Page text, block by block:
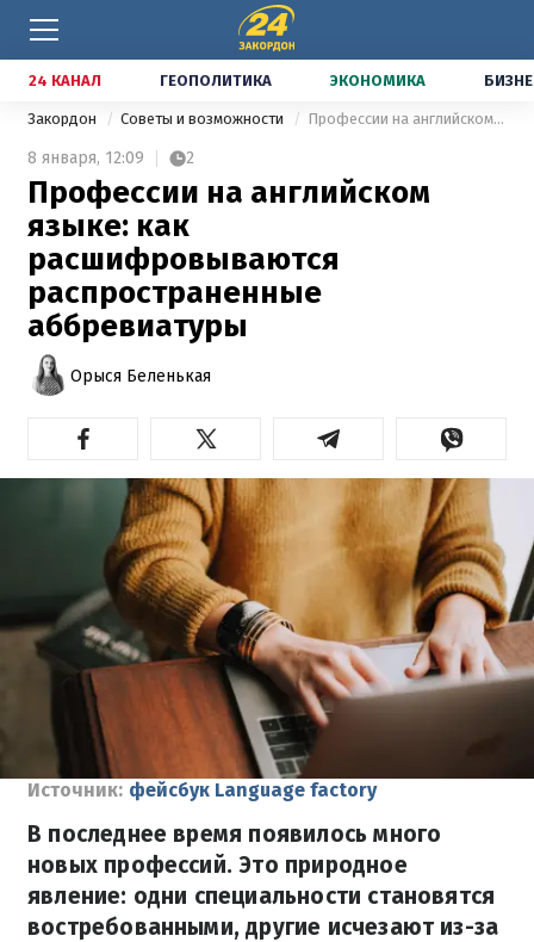
24 КАНАЛ ГЕОПОЛИТИКА ЭКОНОМИКА
Закордон Советы и возможности Профессии на английском языке: как расшифровываются распространенные аббревиатуры
8 января, 12:09 2
Профессии на английском
языке: как
расшифровываются
распространенные
аббревиатуры
Орыся Беленькая
Источник: фейсбук Language factory
В последнее время появилось много
новых профессий. Это природное
явление: одни специальности становятся
востребованными, другие исчезают из-за